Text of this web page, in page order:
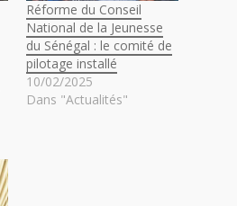
Réforme du Conseil
National de la Jeunesse
du Sénégal : le comité de
pilotage installé
10/02/2025
Dans "Actualités"